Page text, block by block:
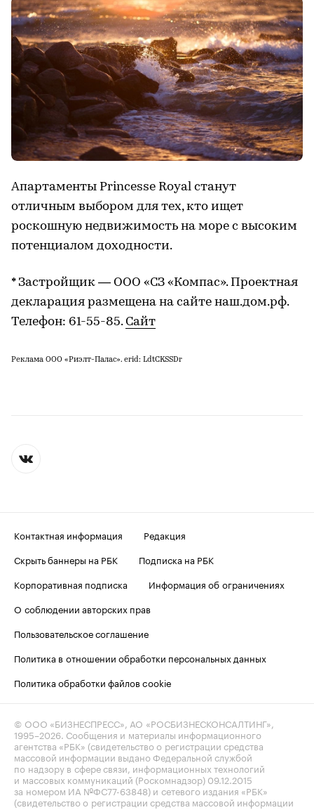
Апартаменты Princesse Royal станут
отличным выбором для тех, кто ищет
роскошную недвижимость на море с высоким
потенциалом доходности.
* Застройщик — ООО «СЗ «Компас». Проектная
декларация размещена на сайте наш.дом.рф.
Телефон: 61-55-85. Сайт
Реклама ООО «Риэлт-Палас». erid: LdtCKSSDr
Контактная информация
Редакция
Скрыть баннеры на РБК
Подписка на РБК
Корпоративная подписка
Информация об ограничениях
О соблюдении авторских прав
Пользовательское соглашение
Политика в отношении обработки персональных данных
Политика обработки файлов cookie
© ООО «БИЗНЕСПРЕСС», АО «РОСБИЗНЕСКОНСАЛТИНГ»,
1995–2026 . Сообщения и материалы информационного
агентства «РБК» (свидетельство о регистрации средства
массовой информации выдано Федеральной службой
по надзору в сфере связи, информационных технологий
и массовых коммуникаций (Роскомнадзор) 09.12.2015
за номером ИА №ФС77-63848) и сетевого издания «РБК»
(свидетельство о регистрации средства массовой информации